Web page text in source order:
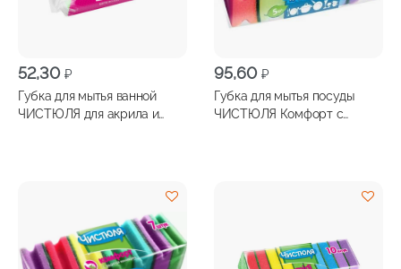
52,30 ₽
Губка для мытья ванной
ЧИСТЮЛЯ для акрила и
95,60 ₽
Губка для мытья посуды
ЧИСТЮЛЯ Комфорт с